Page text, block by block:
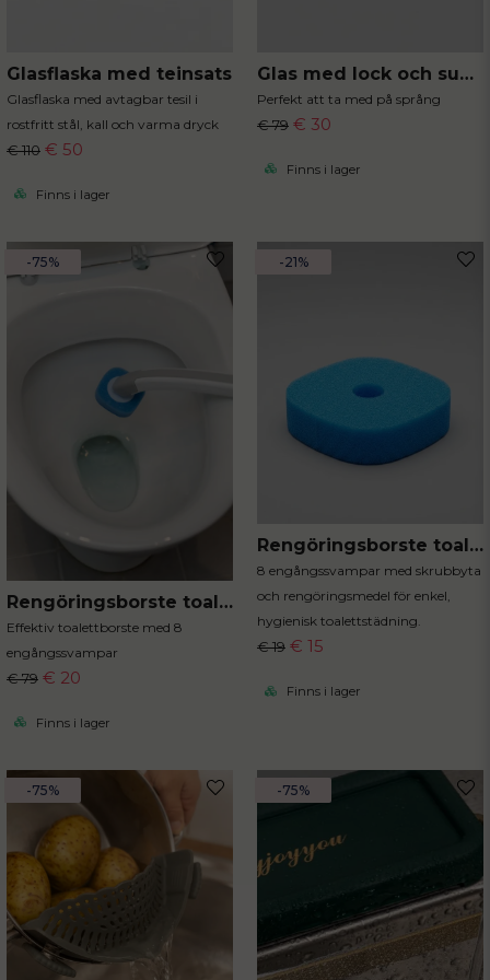
Glasflaska med teinsats
Glasflaska med avtagbar tesil i
rostfritt stål, kall och varma dryck
€ 110 € 50
Finns i lager
Glas med lock och sugrör
Perfekt att ta med på språng
€ 79 € 30
Finns i lager
Rengöringsborste toalett med engångssvampar
Effektiv toalettborste med 8
engångssvampar
€ 79 € 20
Finns i lager
-75%
Rengöringsborste toalett refill
8 engångssvampar med skrubbyta
och rengöringsmedel för enkel,
hygienisk toalettstädning.
€ 19 € 15
Finns i lager
-21%
-75% -75%